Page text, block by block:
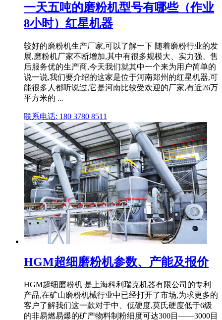
一天五吨的磨粉机型号有哪些（作业
8小时）红星机器
较好的磨粉机生产厂家,可以了解一下 随着磨粉行业的发
展,磨粉机厂家不断增加,其中有很多规模大、实力强、售
后服务优的生产商,今天我们就其中一个来为用户简单的
说一说,我们要介绍的这家是位于河南郑州的红星机器,可
能很多人都听说过,它是河南比较受欢迎的厂家,有近26万
平方米的 ...
联系电话: 180 3780 8511
HGM超细磨粉机参数、产能及报价
HGM超细磨粉机 是上海科利瑞克机器有限公司的专利
产品,在矿山磨粉机械行业中已经打开了市场,为求更多的
客户了解我们这一款对于中、低硬度,莫氏硬度低于6级
的非易燃易爆的矿产物料制粉细度可达300目——3000目